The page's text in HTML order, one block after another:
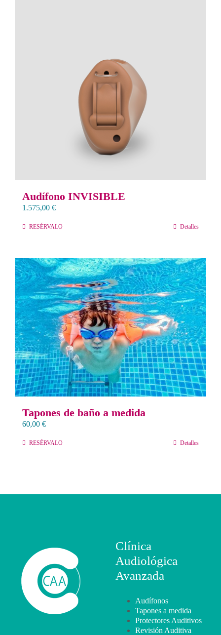
Audífono INVISIBLE
1.575,00 €
RESÉRVALO Detalles
Tapones de baño a medida
60,00 €
RESÉRVALO Detalles
Clínica
Audiológica
Avanzada
Audífonos
Tapones a medida
Protectores Auditivos
Revisión Auditiva